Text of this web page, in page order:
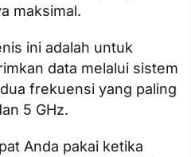
maksimal.
ini adalah untuk
data melalui sistem
frekuensi yang paling
5 GHz.
Anda pakai ketika